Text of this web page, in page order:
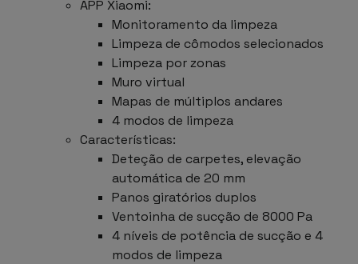
APP Xiaomi:
Monitoramento da limpeza
Limpeza de cômodos selecionados
Limpeza por zonas
Muro virtual
Mapas de múltiplos andares
4 modos de limpeza
Características:
Deteção de carpetes, elevação
automática de 20 mm
Panos giratórios duplos
Ventoinha de sucção de 8000 Pa
4 níveis de potência de sucção e 4
modos de limpeza